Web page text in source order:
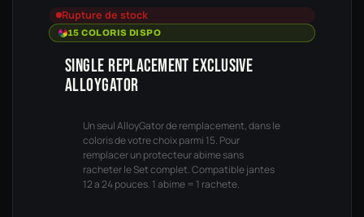
Rupture de stock
15 COLORIS DISPO
SINGLE REPLACEMENT EXCLUSIVE
ALLOYGATOR
Un seul AlloyGator de remplacement, dans le
coloris de votre choix parmi 15. Pour
remplacer un protecteur abime sans
racheter le Set complet. Compatible jantes
12 a 24 pouces. 1 abime = 1 rachete.